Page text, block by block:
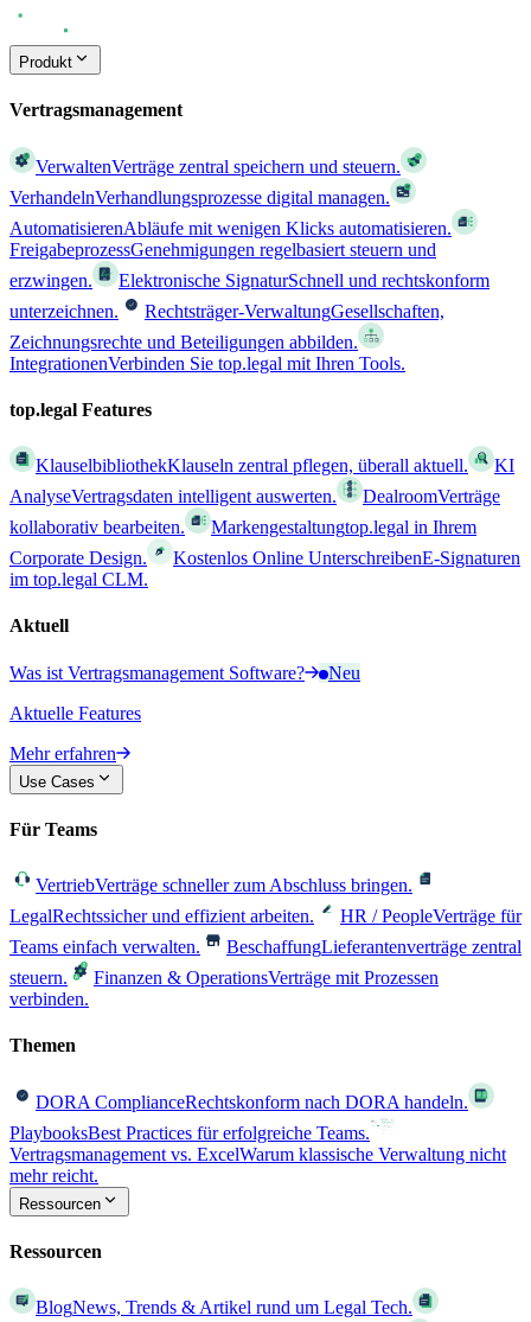
Produkt
Vertragsmanagement
VerwaltenVerträge zentral speichern und steuern.
VerhandelnVerhandlungsprozesse digital managen.
AutomatisierenAbläufe mit wenigen Klicks automatisieren.
FreigabeprozessGenehmigungen regelbasiert steuern und
erzwingen.
Elektronische SignaturSchnell und rechtskonform
unterzeichnen.
Rechtsträger-VerwaltungGesellschaften,
Zeichnungsrechte und Beteiligungen abbilden.
IntegrationenVerbinden Sie top.legal mit Ihren Tools.
top.legal Features
KlauselbibliothekKlauseln zentral pflegen, überall aktuell.
KI
AnalyseVertragsdaten intelligent auswerten. DealroomVerträge
kollaborativ bearbeiten.
Markengestaltungtop.legal in Ihrem
Corporate Design.
Kostenlos Online UnterschreibenE-Signaturen
im top.legal CLM.
Aktuell
Was ist Vertragsmanagement Software?
Neu
Aktuelle Features
Mehr erfahren
Use Cases
Für Teams
VertriebVerträge schneller zum Abschluss bringen.
LegalRechtssicher und effizient arbeiten. HR / PeopleVerträge für
Teams einfach verwalten.
BeschaffungLieferantenverträge zentral
steuern.
Finanzen & OperationsVerträge mit Prozessen
verbinden.
Themen
DORA ComplianceRechtskonform nach DORA handeln.
PlaybooksBest Practices für erfolgreiche Teams.
Vertragsmanagement vs. ExcelWarum klassische Verwaltung nicht
mehr reicht.
Ressourcen
Ressourcen
BlogNews, Trends & Artikel rund um Legal Tech.